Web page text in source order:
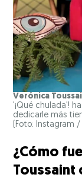
Verónica
'¡Qué chulada'!
dedicarle más
(Foto: Instagram
¿Cómo
Toussaint